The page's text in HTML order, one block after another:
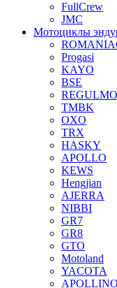
FullCrew
JMC
Мотоциклы
Progasi
KAYO
BSE
TMBK
OXO
TRX
HASKY
APOLLO
KEWS
Hengjian
AJERRA
NIBBI
GR7
GR8
GTO
Motoland
YACOTA
APOLLINO